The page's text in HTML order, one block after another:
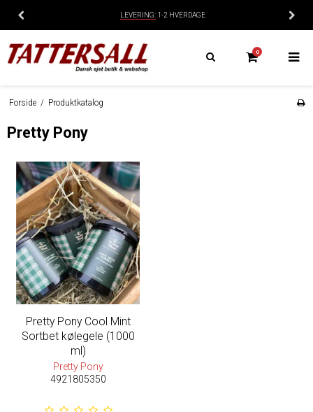
LEVERING: 1-2 HVERDAGE
0
Forside / Produktkatalog
Pretty Pony
Pretty Pony Cool Mint
Sortbet kølegele (1000
ml)
Pretty Pony
4921805350